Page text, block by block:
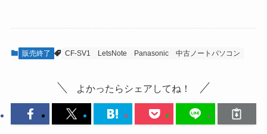
販売終了 CF-SV1 LetsNote Panasonic 中古ノートパソコン
よかったらシェアしてね！